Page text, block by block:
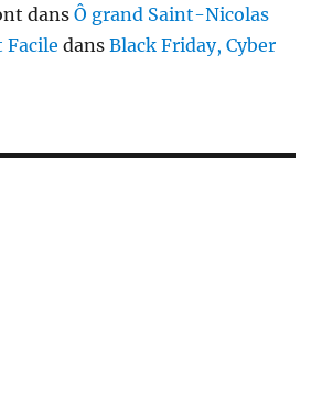
dansÔ grand Saint-Nicolas
Facile dansBlack Friday, Cyber